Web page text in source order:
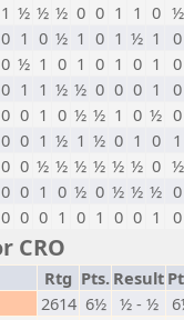
1 ½ ½ ½ 0 0 1 1 0 ½
0 1 0 ½ 1 0 1 ½ 1
0
0 ½ 1 0 1 0 1 0 1
0
0 1 1 ½ ½ 0 0 0 1
0
0 0 1 0 ½ ½ 1 0 ½ 0
0 0 1 ½ 1 ½ 0 1 0
1
0 0 ½ ½ ½ ½ ½ ½ 0 ½
0 0 1 0 ½ 0 ½ ½ ½ 0
0 0 0 1 0 1 0 0 1 0
CRO
Rtg Pts. Result
2614 6½ ½ - ½